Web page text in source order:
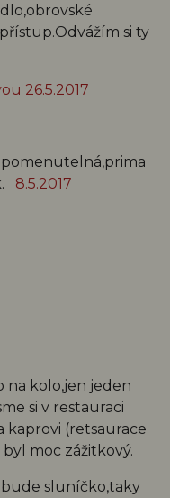
si ty
26.5.2017
8.5.2017
na kolo,jen jeden
si v restauraci
kaprovi (retsaurace
moc zážitkový.
bude sluníčko,taky